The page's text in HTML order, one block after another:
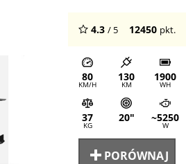
4.3 / 5 12450 pkt.
80
KM/H
130
KM
1900
WH
37
KG
20" ~5250
W
PORÓWNAJ